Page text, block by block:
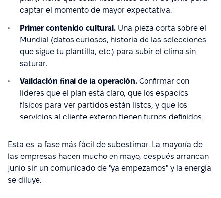
captar el momento de mayor expectativa.
Primer contenido cultural. Una pieza corta sobre el
Mundial (datos curiosos, historia de las selecciones
que sigue tu plantilla, etc.) para subir el clima sin
saturar.
Validación final de la operación. Confirmar con
líderes que el plan está claro, que los espacios
físicos para ver partidos están listos, y que los
servicios al cliente externo tienen turnos definidos.
Esta es la fase más fácil de subestimar. La mayoría de
las empresas hacen mucho en mayo, después arrancan
junio sin un comunicado de "ya empezamos" y la energía
se diluye.